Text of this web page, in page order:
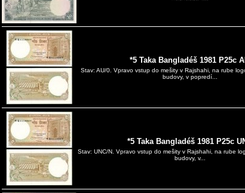
*5 Taka Bangladéš 1981 P25c
Stav: AU/0. Vpravo vstup do mešity v Rajshahi, na rube
budovy, v popredí...
*5 Taka Bangladéš 1981 P25c
Stav: UNC/N. Vpravo vstup do mešity v Rajshahi, na rube
budovy, v...